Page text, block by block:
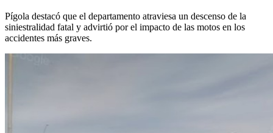
Pígola destacó que el departamento atraviesa un descenso de la
siniestralidad fatal y advirtió por el impacto de las motos en los
accidentes más graves.